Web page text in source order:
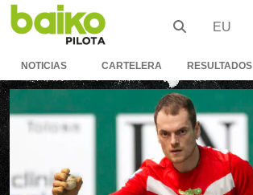
EU
NOTICIAS CARTELERA RESULTADOS